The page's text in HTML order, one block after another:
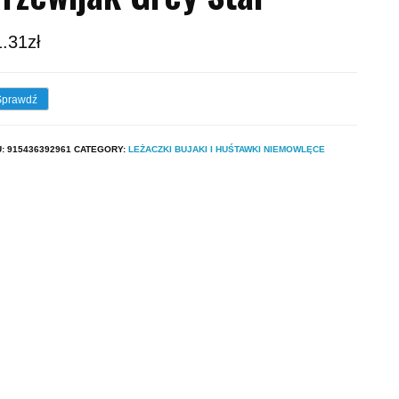
zł
915436392961 CATEGORY: LEŻACZKI BUJAKI I HUŚTAWKI NIEMOWLĘCE